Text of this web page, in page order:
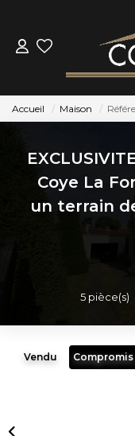
Accueil Maison
Coye La
un terrain
5pièce(s)
Vendu Compromis